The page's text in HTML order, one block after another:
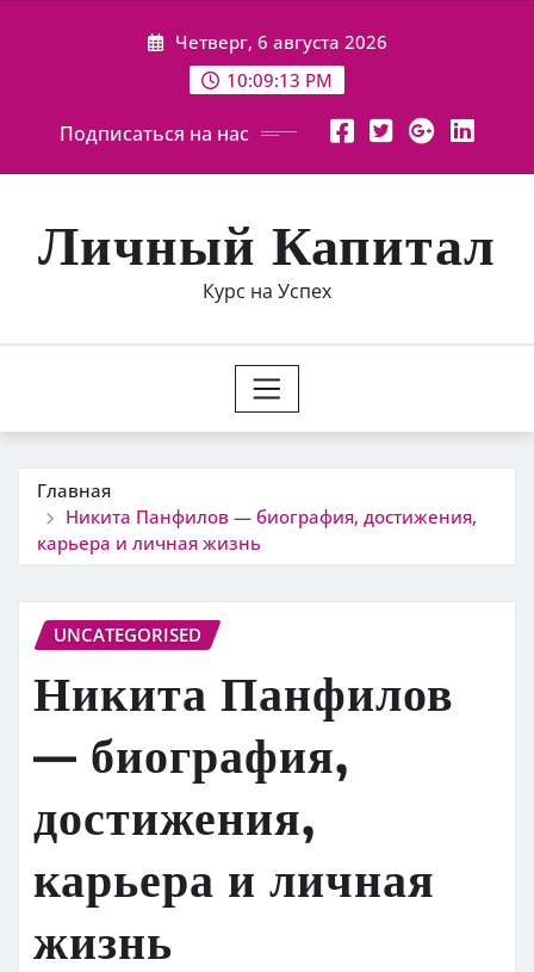
Четверг, 6 августа 2026
10:09:14 PM
Подписаться на нас
Личный Капитал
Курс на Успех
Главная
Никита Панфилов — биография, достижения,
карьера и личная жизнь
UNCATEGORISED
Никита Панфилов
— биография,
достижения,
карьера и личная
жизнь